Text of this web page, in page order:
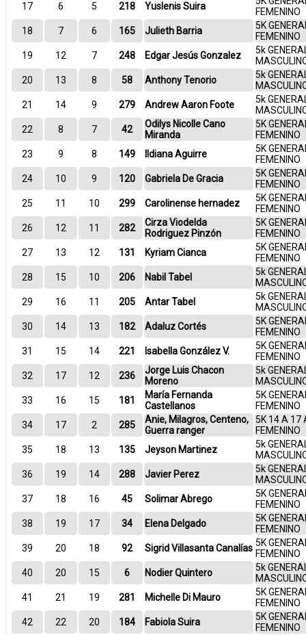
17 6 5 218 Yuslenis Suira
FEMENINO
18
7 6 165 Julieth Barria
5K
FEMENINO
19
12 7 248 Edgar Jesús Gonzalez
5k
20
13 8 58 Anthony Tenorio
5k
21
14 9 279 Andrew Aaron Foote
5k
22
8 7 42
Odilys Nicolle Cano
Miranda
5K
FEMENINO
23
9 8 149 Ildiana Aguirre
5K
FEMENINO
24
10 9 120 Gabriela De Gracia
5K
FEMENINO
25
11 10 299 Carolinense hernadez
5K
FEMENINO
26
12 11 282
Cirza Viodelda
Rodriguez Pinzón
5K
FEMENINO
27
13 12 131 Kyriam Cianca
5K
FEMENINO
28
15 10 206 Nabil Tabel
5k
29
16 11 205 Antar Tabel
5k
30
14 13 182 Adaluz Cortés
5K
FEMENINO
31
15 14 221 Isabella González V.
5K
FEMENINO
32
17 12 236
Jorge Luis Chacon
Moreno
5k
33
16 15 181
María Fernanda
Castellanos
5K
FEMENINO
34
17 2 285
Anie, Milagros, Centeno,
Guerra ranger
5K 14 A 17
FEMENINO
35
18 13 135 Jeyson Martinez
5k
36
19 14 288 Javier Perez
5k
37
18 16 45 Solimar Abrego
5K
FEMENINO
38
19 17 34 Elena Delgado
5K
FEMENINO
39
20 18 92 Sigrid Villasanta Canalías 5K
FEMENINO
40
20 15 6 Nodier Quintero
5k
41
21 19 281 Michelle Di Mauro
5K
FEMENINO
42
22 20 184 Fabiola Suira
5K
FEMENINO